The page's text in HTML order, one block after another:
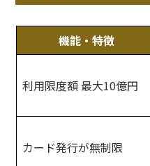
機能・特徴
利用限度額 最大10億円
カード発行が無制限